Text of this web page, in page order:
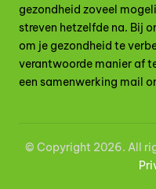
gezondheid zoveel
streven hetzelfde na. Bij
om je gezondheid te
verantwoorde manier af
een samenwerking mail
© Copyright 2026. All